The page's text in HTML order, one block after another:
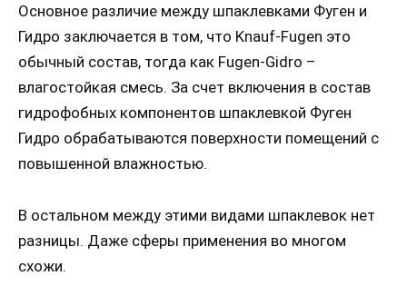
Основное различие между шпаклевками Фуген и
Гидро заключается в том, что Knauf-Fugen это
обычный состав, тогда как Fugen-Gidro –
влагостойкая смесь. За счет включения в состав
гидрофобных компонентов шпаклевкой Фуген
Гидро обрабатываются поверхности помещений с
повышенной влажностью.
В остальном между этими видами шпаклевок нет
разницы. Даже сферы применения во многом
схожи.